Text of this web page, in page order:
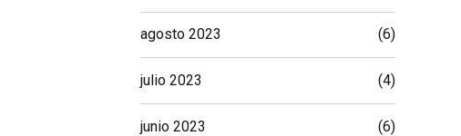
agosto 2023 (6)
julio 2023 (4)
junio 2023 (6)